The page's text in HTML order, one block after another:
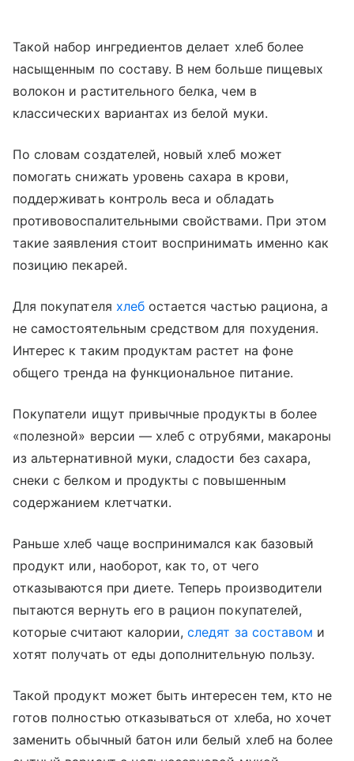
Такой набор ингредиентов делает хлеб более
насыщенным по составу. В нем больше пищевых
волокон и растительного белка, чем в
классических вариантах из белой муки.
По словам создателей, новый хлеб может
помогать снижать уровень сахара в крови,
поддерживать контроль веса и обладать
противовоспалительными свойствами. При этом
такие заявления стоит воспринимать именно как
позицию пекарей.
Для покупателя хлебостается частью рациона, а
не самостоятельным средством для похудения.
Интерес к таким продуктам растет на фоне
общего тренда на функциональное питание.
Покупатели ищут привычные продукты в более
«полезной» версии — хлеб с отрубями, макароны
из альтернативной муки, сладости без сахара,
снеки с белком и продукты с повышенным
содержанием клетчатки.
Раньше хлеб чаще воспринимался как базовый
продукт или, наоборот, как то, от чего
отказываются при диете. Теперь производители
пытаются вернуть его в рацион покупателей,
которые считают калории,следят за составом и
хотят получать от еды дополнительную пользу.
Такой продукт может быть интересен тем, кто не
готов полностью отказываться от хлеба, но хочет
заменить обычный батон или белый хлеб на более